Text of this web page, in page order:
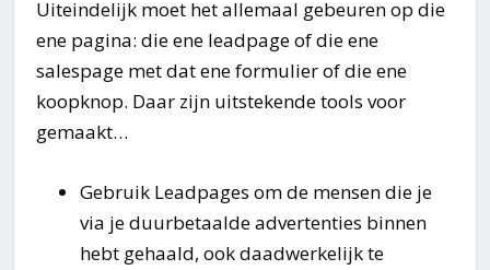
Uiteindelijk moet het allemaal gebeuren op die
ene pagina: die ene leadpage of die ene
salespage met dat ene formulier of die ene
koopknop. Daar zijn uitstekende tools voor
gemaakt…
Gebruik Leadpages om de mensen die je
via je duurbetaalde advertenties binnen
hebt gehaald, ook daadwerkelijk te